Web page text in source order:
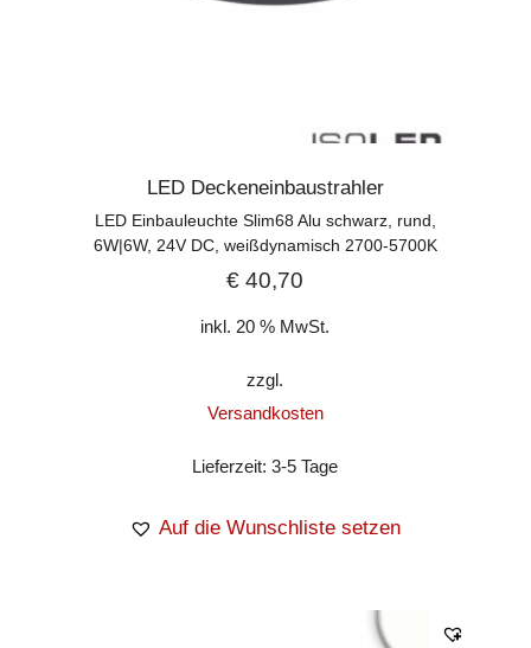
LED Deckeneinbaustrahler
LED Einbauleuchte Slim68 Alu schwarz, rund,
6W|6W, 24V DC, weißdynamisch 2700-5700K
€ 40,70
inkl. 20 % MwSt.
zzgl.
Versandkosten
Lieferzeit:3-5 Tage
Auf die Wunschliste setzen